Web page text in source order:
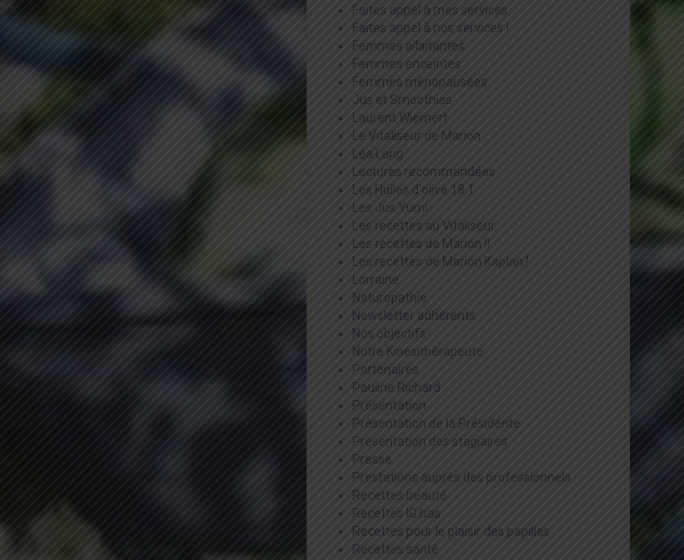
Faites appel à mes services
Faites appel à nos services !
Femmes allaitantes
Femmes enceintes
Femmes ménopausées
Jus et Smoothies
Laurent Wiemert
Le Vitaliseur de Marion
Léa Lang
Lectures recommandées
Les Huiles d'olive 18:1
Les Jus Yumi
Les recettes au Vitaliseur
Les recettes de Marion !!
Les recettes de Marion Kaplan !
Lorraine
Naturopathie
Newsletter adhérents
Nos objectifs
Notre Kinésithérapeute
Partenaires
Pauline Richard
Présentation
Présentation de la Présidente
Présentation des stagiaires
Presse
Prestations auprès des professionnels
Recettes beauté
Recettes IG bas
Recettes pour le plaisir des papilles
Recettes santé